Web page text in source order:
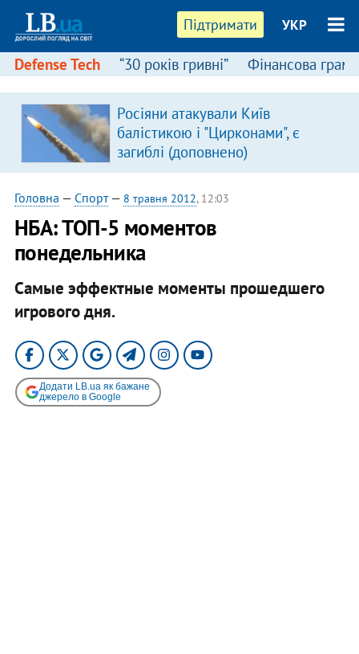
Підтримати УКР
Defense Tech “30 років гривні” Фінансова
Росіяни атакували Київ
балістикою і "Цирконами", є
загиблі (доповнено)
Головна — Спорт— 8 травня 2012, 12:03
НБА: ТОП-5 моментов
понедельника
Самые эффектные моменты прошедшего
игрового дня.
Додати LB.ua як бажане
джерело в Google